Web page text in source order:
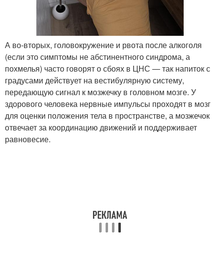
А во-вторых, головокружение и рвота после алкоголя
(если это симптомы не абстинентного синдрома, а
похмелья) часто говорят о сбоях в ЦНС — так напиток с
градусами действует на вестибулярную систему,
передающую сигнал к мозжечку в головном мозге. У
здорового человека нервные импульсы проходят в мозг
для оценки положения тела в пространстве, а мозжечок
отвечает за координацию движений и поддерживает
равновесие.